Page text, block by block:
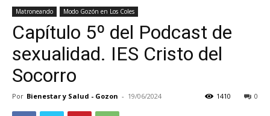
Matroneando Modo Gozón en Los Coles
Capítulo 5º del Podcast de
sexualidad. IES Cristo del
Socorro
Por Bienestar y Salud - Gozon - 19/06/2024 0
1410